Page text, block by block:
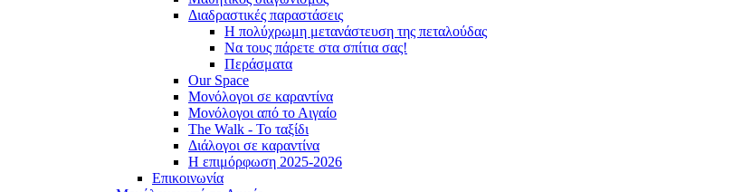
Διαδραστικές παραστάσεις
Η πολύχρωμη μετανάστευση της πεταλούδας
Να τους πάρετε στα σπίτια σας!
Περάσματα
Our Space
Μονόλογοι σε καραντίνα
Μονόλογοι από το Αιγαίο
The Walk - Το ταξίδι
Διάλογοι σε καραντίνα
Η επιμόρφωση 2025-2026
Επικοινωνία